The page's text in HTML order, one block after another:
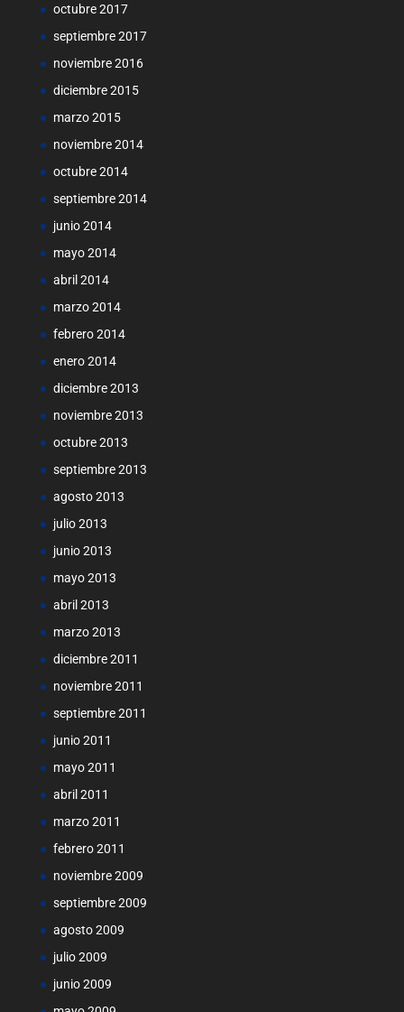
octubre 2017
septiembre 2017
noviembre 2016
diciembre 2015
marzo 2015
noviembre 2014
octubre 2014
septiembre 2014
junio 2014
mayo 2014
abril 2014
marzo 2014
febrero 2014
enero 2014
diciembre 2013
noviembre 2013
octubre 2013
septiembre 2013
agosto 2013
julio 2013
junio 2013
mayo 2013
abril 2013
marzo 2013
diciembre 2011
noviembre 2011
septiembre 2011
junio 2011
mayo 2011
abril 2011
marzo 2011
febrero 2011
noviembre 2009
septiembre 2009
agosto 2009
julio 2009
junio 2009